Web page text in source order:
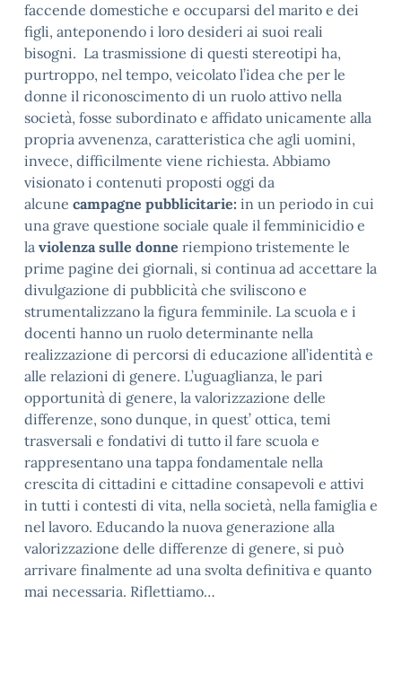
faccende domestiche e occuparsi del marito e dei
figli, anteponendo i loro desideri ai suoi reali
bisogni. La trasmissione di questi stereotipi ha,
purtroppo, nel tempo, veicolato l’idea che per le
donne il riconoscimento di un ruolo attivo nella
società, fosse subordinato e affidato unicamente alla
propria avvenenza, caratteristica che agli uomini,
invece, difficilmente viene richiesta. Abbiamo
visionato i contenuti proposti oggi da
alcune campagne pubblicitarie: in un periodo in cui
una grave questione sociale quale il femminicidio e
la violenza sulle donne riempiono tristemente le
prime pagine dei giornali, si continua ad accettare la
divulgazione di pubblicità che sviliscono e
strumentalizzano la figura femminile. La scuola e i
docenti hanno un ruolo determinante nella
realizzazione di percorsi di educazione all’identità e
alle relazioni di genere. L’uguaglianza, le pari
opportunità di genere, la valorizzazione delle
differenze, sono dunque, in quest’ ottica, temi
trasversali e fondativi di tutto il fare scuola e
rappresentano una tappa fondamentale nella
crescita di cittadini e cittadine consapevoli e attivi
in tutti i contesti di vita, nella società, nella famiglia e
nel lavoro. Educando la nuova generazione alla
valorizzazione delle differenze di genere, si può
arrivare finalmente ad una svolta definitiva e quanto
mai necessaria. Riflettiamo…